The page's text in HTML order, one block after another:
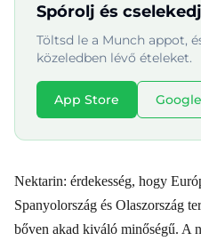
Spórolj és
Töltsd le a Munch appot,
közeledben lévő ételeket.
App Store
Nektarin: érdekesség, hogy
Spanyolország és Olaszország
bőven akad kiváló minőségű. A